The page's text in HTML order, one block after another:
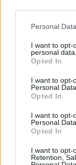
Personal
I want to opt-
personal data.
Opted In
I want to opt-
Personal Data.
Opted In
I want to opt-
Personal
Opted In
I want to opt-
Retention,
Paaiškėjo,
krovinį
kurios
paims
Sulaikytą
pasieniečiai
užkardą. Dėl